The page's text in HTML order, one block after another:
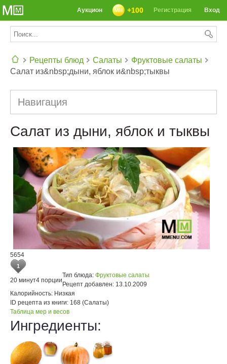
Вход
Регистрация
+100
Аукцион
Рецепты блюд Салаты
Фруктовые салаты
Салат из&nbsp;дыни, яблок и&nbsp;тыквы
Навигация
Салат из дыни, яблок и тыквы
5654
1
20 минут4 порции
Тип блюда: Фруктовые салаты
Рецепт добавлен: 13.10.2009
Калорийность: Низкая
ID рецепта из книги: 168 (Салаты)
Таблица мер и весов
Ингредиенты: